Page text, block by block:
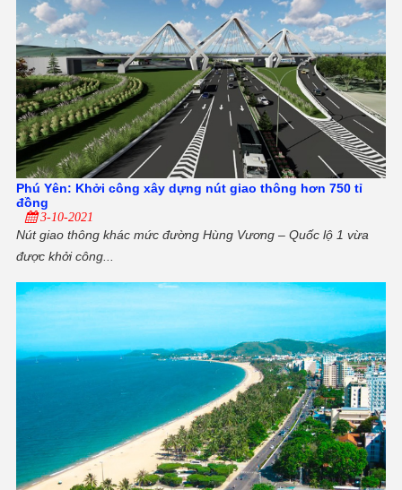
Phú Yên: Khởi công xây dựng nút giao thông hơn 750 tỉ
đồng
3-10-2021
Nút giao thông khác mức đường Hùng Vương – Quốc lộ 1 vừa
được khởi công...